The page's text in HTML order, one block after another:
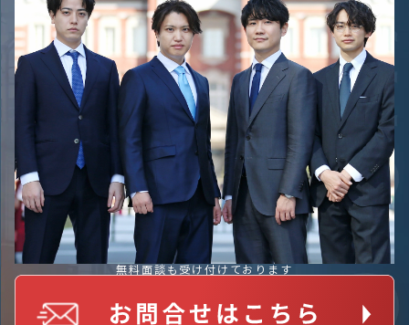
無料面談も受け付けております